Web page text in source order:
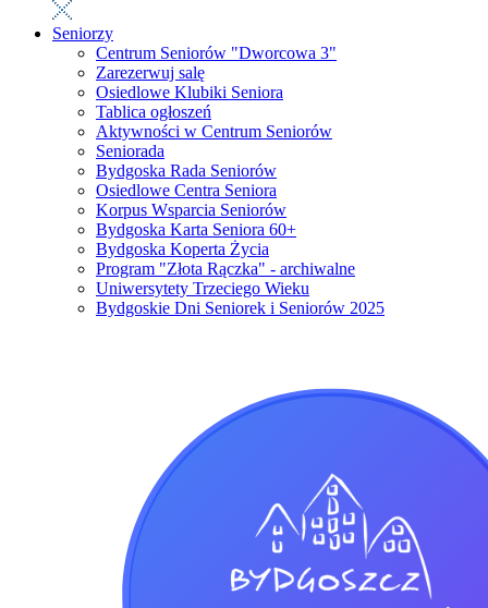
Seniorzy
Centrum Seniorów "Dworcowa 3"
Zarezerwuj salę
Osiedlowe Klubiki Seniora
Tablica ogłoszeń
Aktywności w Centrum Seniorów
Seniorada
Bydgoska Rada Seniorów
Osiedlowe Centra Seniora
Korpus Wsparcia Seniorów
Bydgoska Karta Seniora 60+
Bydgoska Koperta Życia
Program "Złota Rączka" - archiwalne
Uniwersytety Trzeciego Wieku
Bydgoskie Dni Seniorek i Seniorów 2025